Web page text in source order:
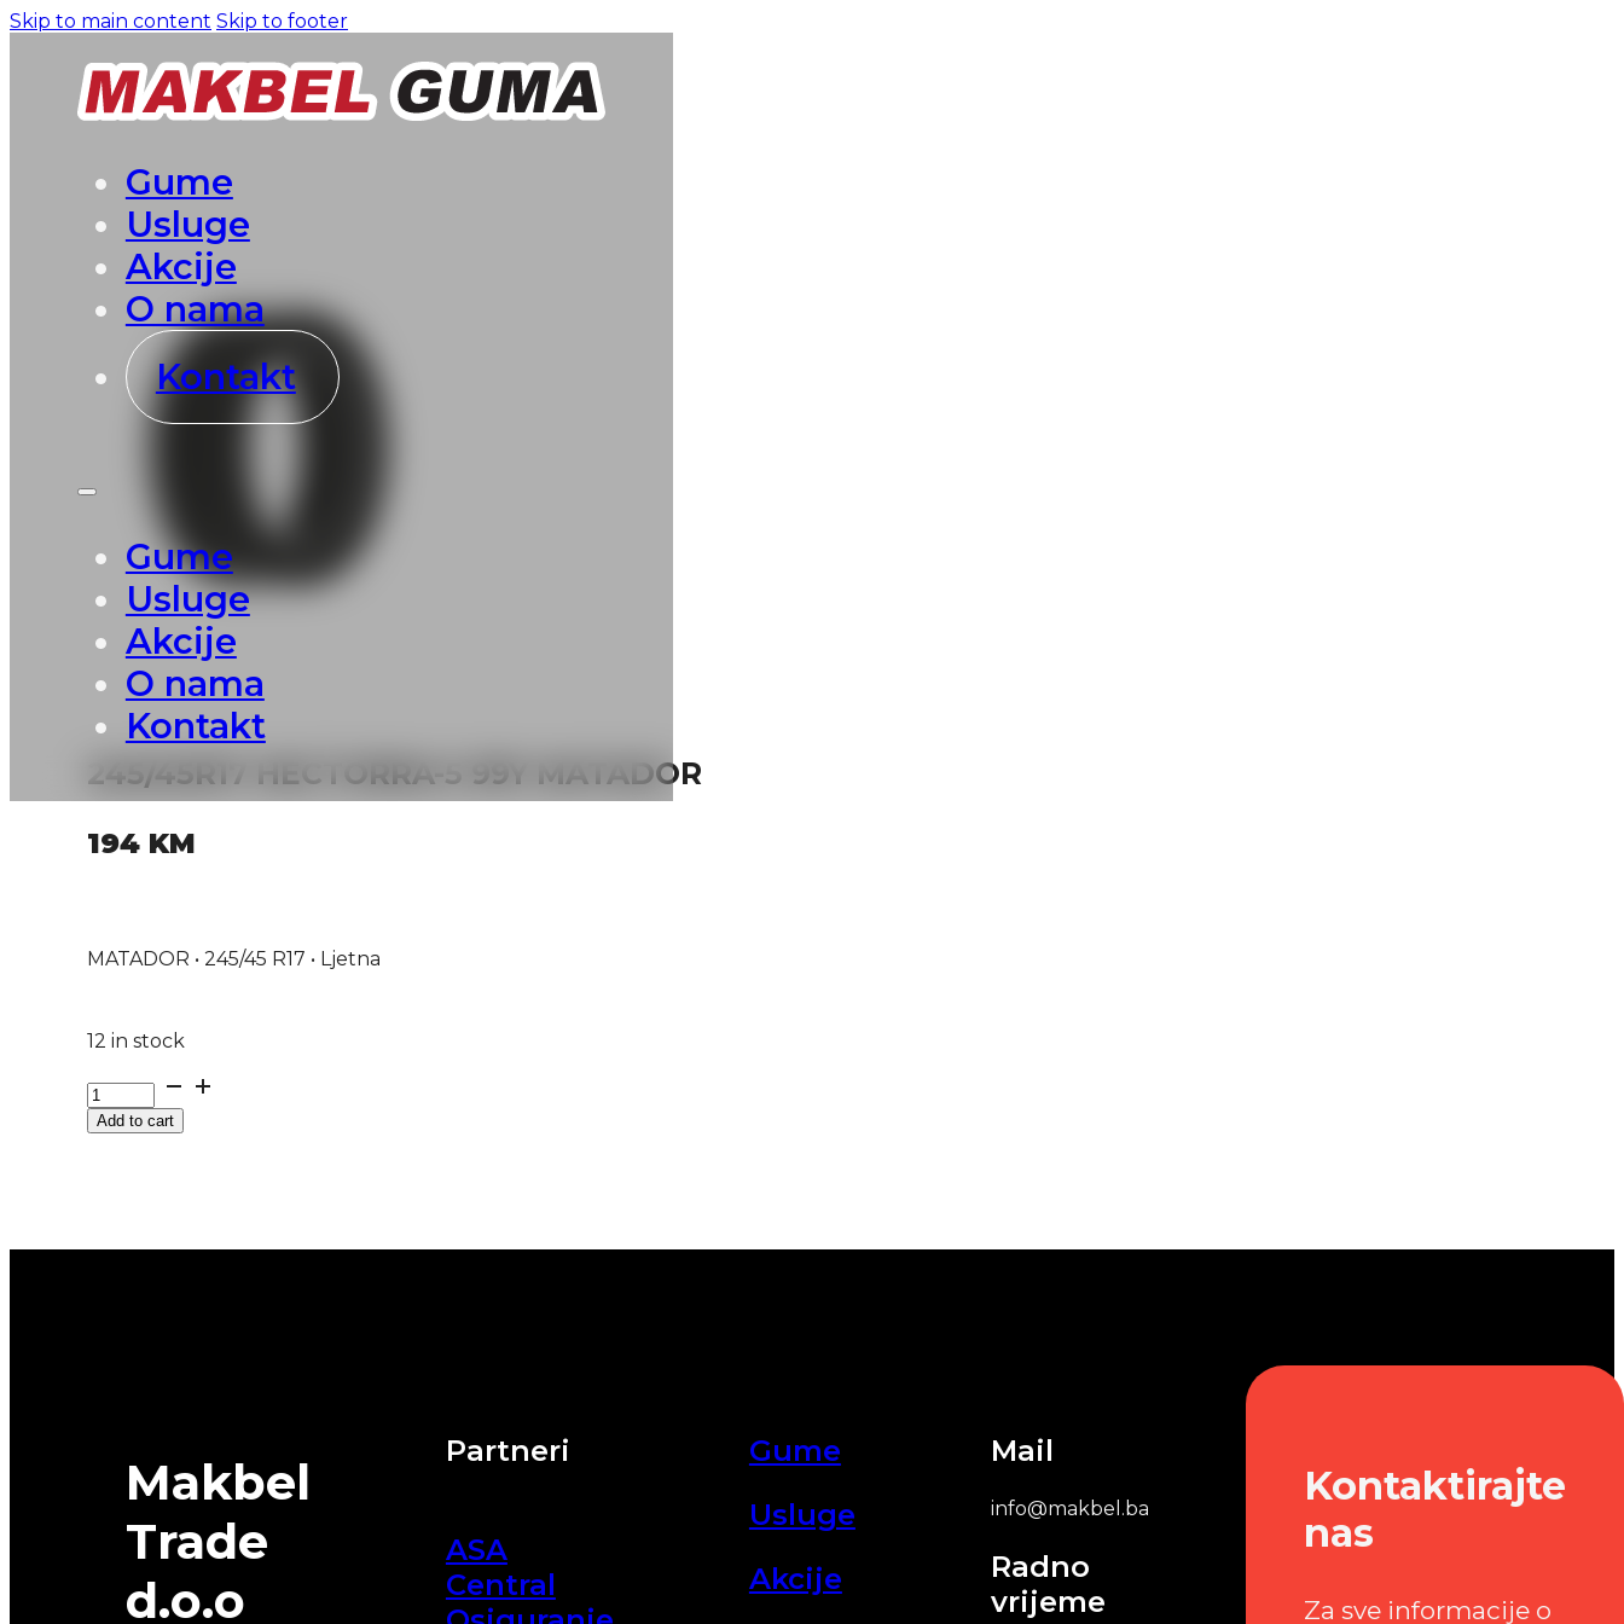
Skip to main content Skip to footer
Gume
Usluge
Akcije
O nama
Kontakt
Gume
Usluge
Akcije
O nama
Kontakt
245/45R17 HECTORRA-5 99Y MATADOR
194 KM
MATADOR • 245/45 R17 • Ljetna
12 in stock
245/45R17
HECTORRA-
5Add to cart
Makbel
Trade
d.o.o
Partneri
ASA
Central
Gume
Usluge
Akcije
Mail
info@makbel.ba
Radno
vrijeme
Kontaktirajte
nas
Za sve informacije o